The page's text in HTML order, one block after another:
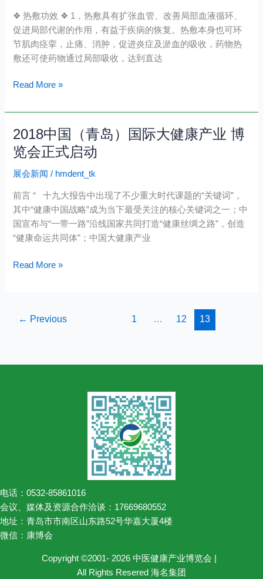
场
❖ 热敷功效 ❖ 1，热敷具有扩张血管、改善局部血液循环、
促进局部代谢的作用，有益于疾病的恢复。热敷本身也可环
节肌肉痉挛，止痛、消肿，促进炎症及淤血的吸收，药物热
敷还可使药物通过局部吸收，达到直达
通
热
敷
么
不
Read More »
2018中国（青岛）国际大健康产业 博
览会正式启动
展会新闻 / hmdent_tk
前言 “ 十九大报告中出现了不少重大时代课题的“关键词”，
其中“健康中国战略”成为当下最受关注的核心关键词之一；中
国宣布与“一带一路”沿线国家共同打造“健康丝绸之路”，创造
“健康命运共同体”；中国大健康产业
2018
中
国
（青
国
际
大
健
Read More »
← Previous 1 … 12 13
电话：0532-85861016
会议、媒体及资源合作洽谈：17669680552
地址：青岛市市南区山东路52号华嘉大厦4楼
微信：康博会
Copyright ©2001- 2026 中医健康产业博览会 |
All Rights Resered 海名集团